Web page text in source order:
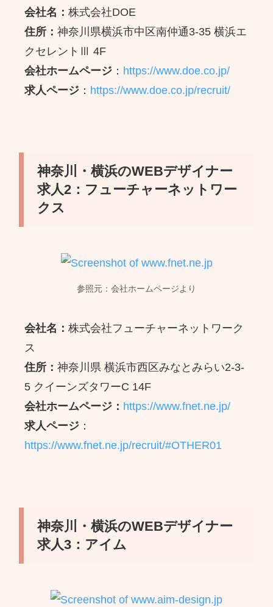
会社名：株式会社DOE
住所：神奈川県横浜市中区南仲通3-35 横浜エ
クセレントⅢ 4F
会社ホームページ ： https://www.doe.co.jp/
求人ページ ： https://www.doe.co.jp/recruit/
神奈川・横浜のWEBデザイナー
求人2：フューチャーネットワー
クス
参照元：会社ホームページより
会社名：株式会社フューチャーネットワーク
ス
住所：神奈川県 横浜市西区みなとみらい2-3-
5 クイーンズタワーC 14F
会社ホームページ ： https://www.fnet.ne.jp/
求人ページ ：
https://www.fnet.ne.jp/recruit/#OTHER01
神奈川・横浜のWEBデザイナー
求人3：アイム